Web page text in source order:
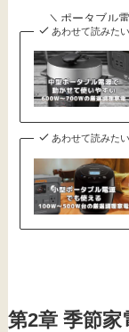
＼ポータブル
あわせて読みたい
あわせて読みたい
第2章 季節